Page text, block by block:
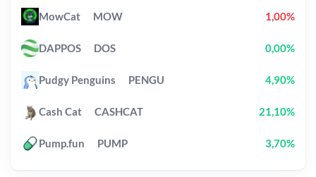
MowCat MOW 1,00%
DAPPOS DOS 0,00%
Pudgy Penguins PENGU 4,90%
Cash Cat CASHCAT 21,10%
Pump.fun PUMP 3,70%